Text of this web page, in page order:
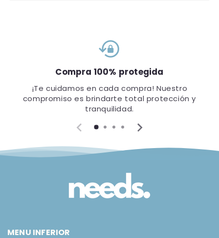
lock_reset
Compra 100% protegida
¡Te cuidamos en cada compra! Nuestro
compromiso es brindarte total protección y
tranquilidad.
MENU INFERIOR